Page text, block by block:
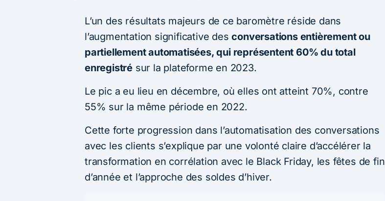
L’un des résultats majeurs de ce baromètre réside dans
l’augmentation significative desconversations entièrement ou
partiellement automatisées, qui représentent 60% du total
enregistré sur la plateforme en 2023.
Le pic a eu lieu en décembre, où elles ont atteint 70%, contre
55% sur la même période en 2022.
Cette forte progression dans l’automatisation des conversations
avec les clients s’explique par une volonté claire d’accélérer la
transformation en corrélation avec le Black Friday, les fêtes de fin
d’année et l’approche des soldes d’hiver.